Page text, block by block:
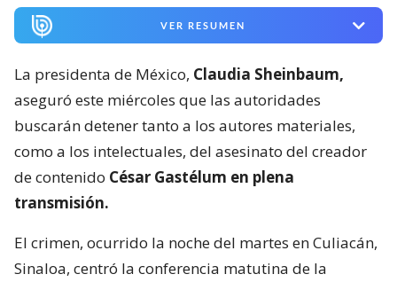
VER RESUMEN
La presidenta de México, Claudia Sheinbaum,
aseguró este miércoles que las autoridades
buscarán detener tanto a los autores materiales,
como a los intelectuales, del asesinato del creador
de contenido César Gastélum en plena
transmisión.
El crimen, ocurrido la noche del martes en Culiacán,
Sinaloa, centró la conferencia matutina de la